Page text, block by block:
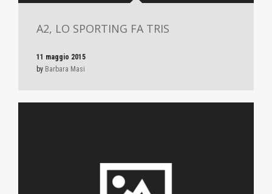
A2, LO SPORTING FA TRIS
11 maggio 2015
by Barbara Masi